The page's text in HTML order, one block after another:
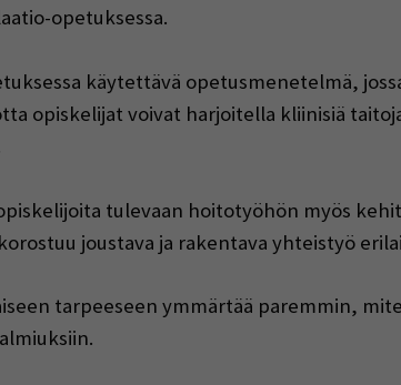
opetuksessa.
käytettävä opetusmenetelmä,
opiskelijat voivat harjoitella kliinisiä
tulevaan hoitotyöhön myös
joustava ja rakentava yhteistyö
tarpeeseen ymmärtää paremmin,